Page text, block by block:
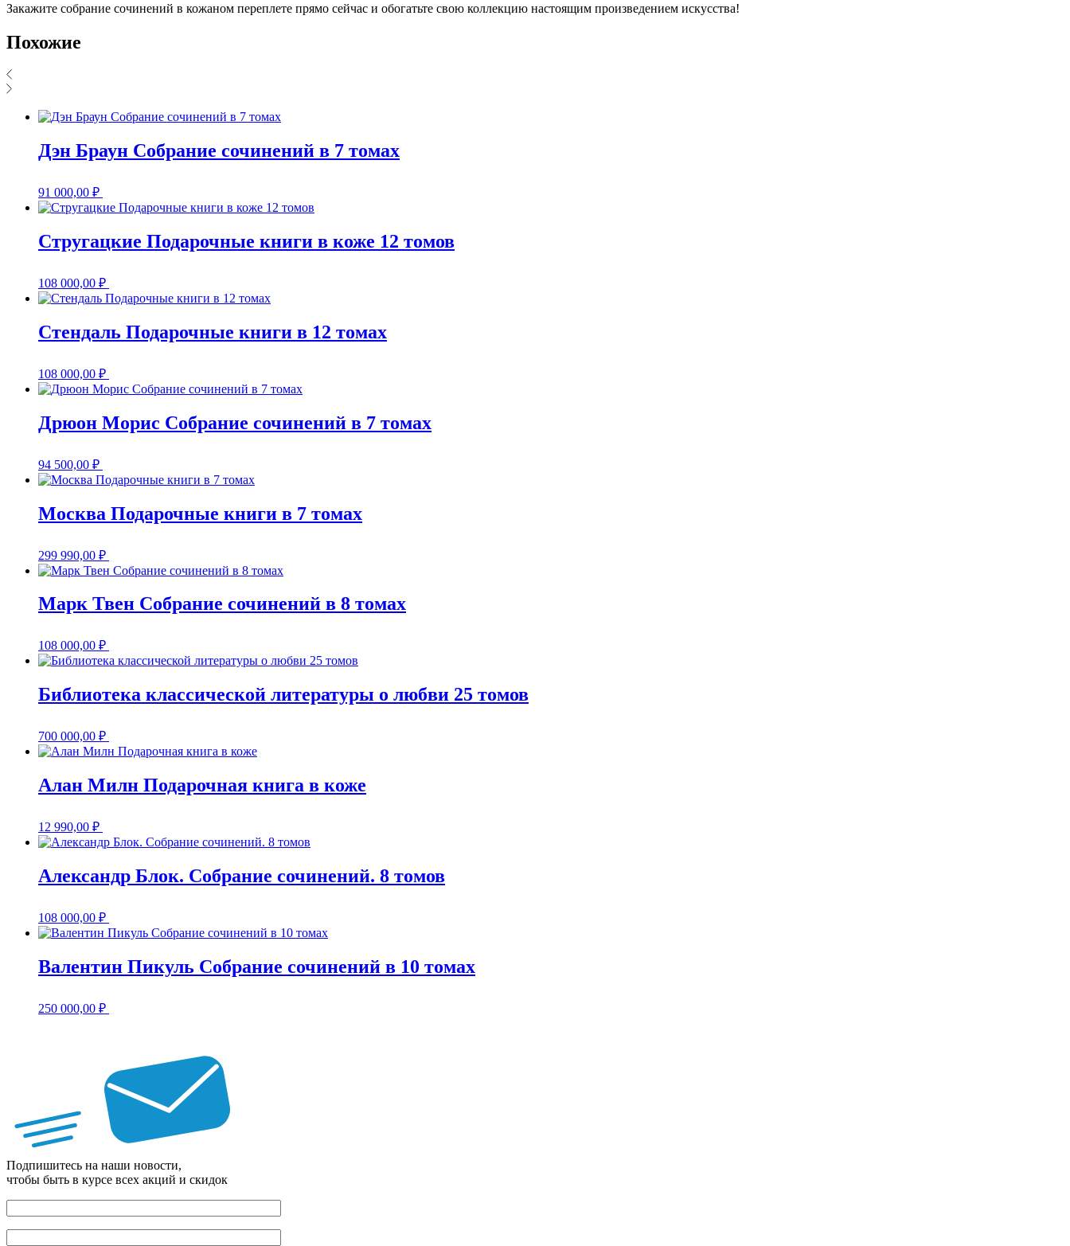
Закажите собрание сочинений в кожаном переплете прямо сейчас и обогатьте свою коллекцию настоящим произведением искусства!
Похожие
Дэн Браун Собрание сочинений в 7 томах
91 000,00 ₽
Стругацкие Подарочные книги в коже 12 томов
108 000,00 ₽
Стендаль Подарочные книги в 12 томах
108 000,00 ₽
Дрюон Морис Собрание сочинений в 7 томах
94 500,00 ₽
Москва Подарочные книги в 7 томах
299 990,00 ₽
Марк Твен Собрание сочинений в 8 томах
108 000,00 ₽
Библиотека классической литературы о любви 25 томов
700 000,00 ₽
Алан Милн Подарочная книга в коже
12 990,00 ₽
Александр Блок. Собрание сочинений. 8 томов
108 000,00 ₽
Валентин Пикуль Собрание сочинений в 10 томах
250 000,00 ₽
Подпишитесь на наши новости,
чтобы быть в курсе всех акций и скидок